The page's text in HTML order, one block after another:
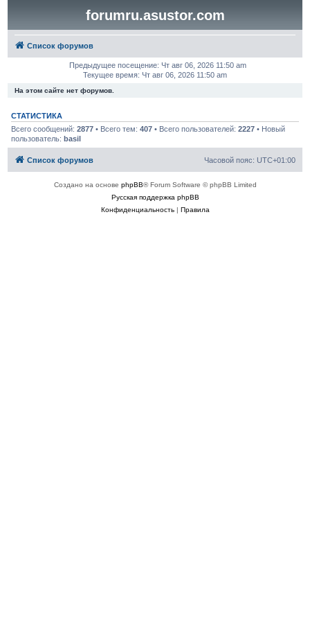
forumru.asustor.com
Список форумов
Предыдущее посещение: Чт авг 06, 2026 11:50 am
Текущее время: Чт авг 06, 2026 11:50 am
На этом сайте нет форумов.
СТАТИСТИКА
Всего сообщений: 2877• Всего тем: 407• Всего пользователей: 2227• Новый
пользователь: basil
Список форумов Часовой пояс: UTC+01:00
Создано на основе phpBB® Forum Software © phpBB Limited
Русская поддержка phpBB
Конфиденциальность| Правила